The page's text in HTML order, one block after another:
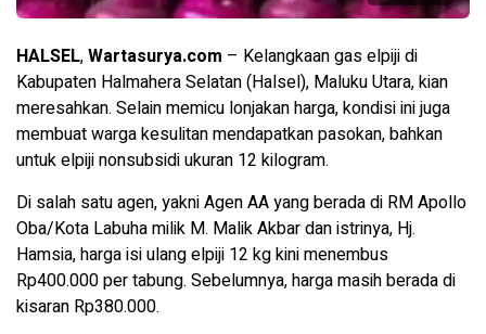
HALSEL,Wartasurya.com – Kelangkaan gas elpiji di
Kabupaten Halmahera Selatan (Halsel), Maluku Utara, kian
meresahkan. Selain memicu lonjakan harga, kondisi ini juga
membuat warga kesulitan mendapatkan pasokan, bahkan
untuk elpiji nonsubsidi ukuran 12 kilogram.
Di salah satu agen, yakni Agen AA yang berada di RM Apollo
Oba/Kota Labuha milik M. Malik Akbar dan istrinya, Hj.
Hamsia, harga isi ulang elpiji 12 kg kini menembus
Rp400.000 per tabung. Sebelumnya, harga masih berada di
kisaran Rp380.000.